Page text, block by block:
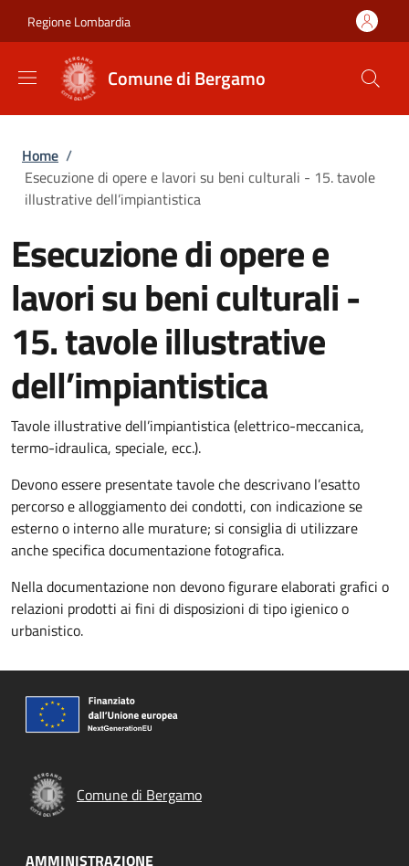
Regione Lombardia
Comune di Bergamo
Briciole di pane
Home /
Esecuzione di opere e lavori su beni culturali - 15. tavole
illustrative dell’impiantistica
Esecuzione di opere e
lavori su beni culturali -
15. tavole illustrative
dell’impiantistica
Tavole illustrative dell’impiantistica (elettrico-meccanica,
termo-idraulica, speciale, ecc.).
Devono essere presentate tavole che descrivano l’esatto
percorso e alloggiamento dei condotti, con indicazione se
esterno o interno alle murature; si consiglia di utilizzare
anche specifica documentazione fotografica.
Nella documentazione non devono figurare elaborati grafici o
relazioni prodotti ai fini di disposizioni di tipo igienico o
urbanistico.
Comune di Bergamo
AMMINISTRAZIONE